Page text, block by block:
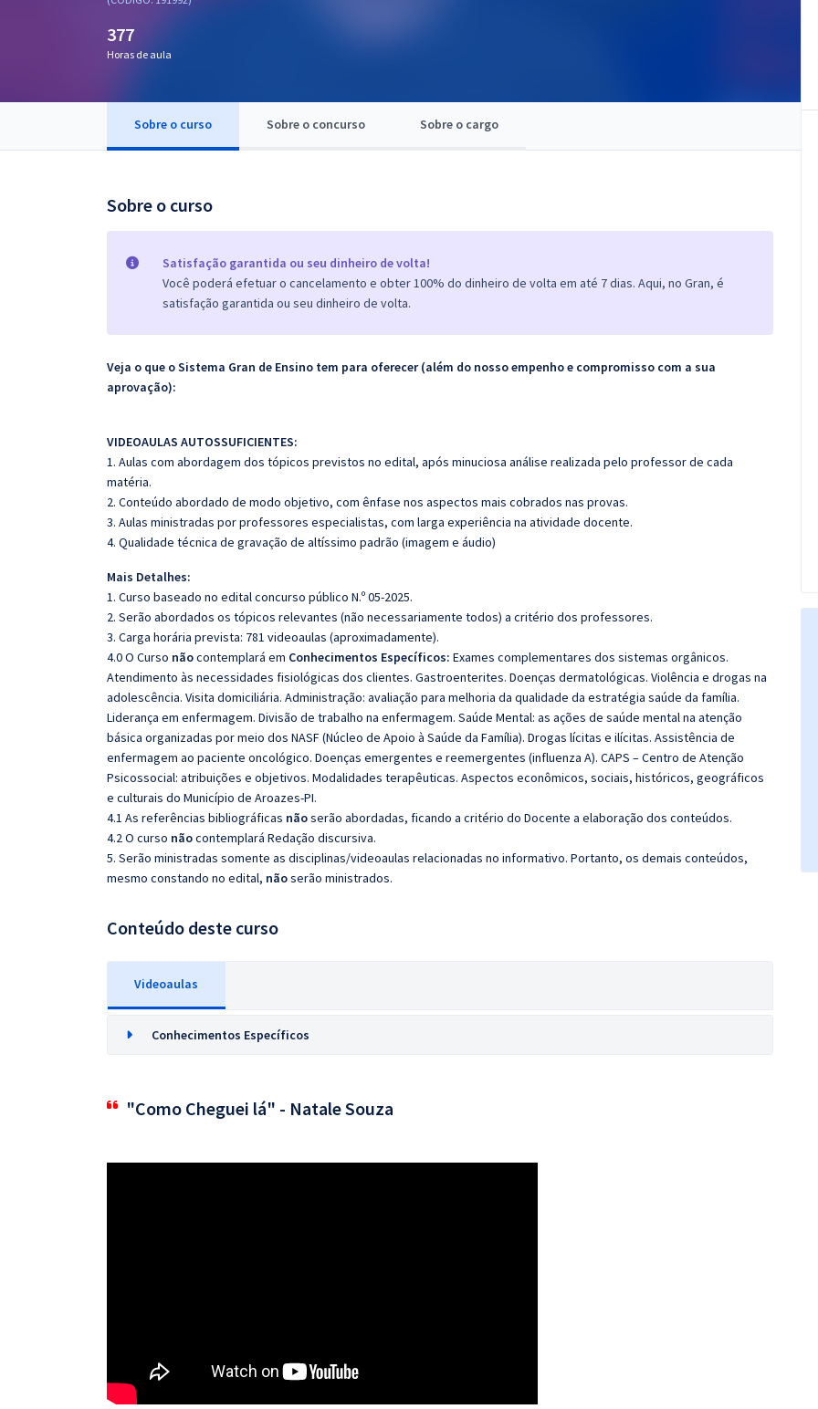
OAB
377
Horas de aula
Sobre o curso Sobre o concurso Sobre o cargo
Sobre o curso
Satisfação garantida ou seu dinheiro de volta!
Você poderá efetuar o cancelamento e obter 100% do dinheiro de volta em até 7 dias. Aqui, no Gran, é
satisfação garantida ou seu dinheiro de volta.
Veja o que o Sistema Gran de Ensino tem para oferecer (além do nosso empenho e compromisso com a sua
aprovação):
VIDEOAULAS AUTOSSUFICIENTES:
1. Aulas com abordagem dos tópicos previstos no edital, após minuciosa análise realizada pelo professor de cada
matéria.
2. Conteúdo abordado de modo objetivo, com ênfase nos aspectos mais cobrados nas provas.
3. Aulas ministradas por professores especialistas, com larga experiência na atividade docente.
4. Qualidade técnica de gravação de altíssimo padrão (imagem e áudio)
Mais Detalhes:
1. Curso baseado no edital concurso público N.º 05-2025.
2. Serão abordados os tópicos relevantes (não necessariamente todos) a critério dos professores.
3. Carga horária prevista: 781 videoaulas (aproximadamente).
4.0 O Curso nãocontemplará em Conhecimentos Específicos: Exames complementares dos sistemas orgânicos.
Atendimento às necessidades fisiológicas dos clientes. Gastroenterites. Doenças dermatológicas. Violência e drogas na
adolescência. Visita domiciliária. Administração: avaliação para melhoria da qualidade da estratégia saúde da família.
Liderança em enfermagem. Divisão de trabalho na enfermagem. Saúde Mental: as ações de saúde mental na atenção
básica organizadas por meio dos NASF (Núcleo de Apoio à Saúde da Família). Drogas lícitas e ilícitas. Assistência de
enfermagem ao paciente oncológico. Doenças emergentes e reemergentes (influenza A). CAPS – Centro de Atenção
Psicossocial: atribuições e objetivos. Modalidades terapêuticas. Aspectos econômicos, sociais, históricos, geográficos
e culturais do Município de Aroazes-PI.
4.1 As referências bibliográficas nãoserão abordadas, ficando a critério do Docente a elaboração dos conteúdos.
4.2 O curso nãocontemplará Redação discursiva.
5. Serão ministradas somente as disciplinas/videoaulas relacionadas no informativo. Portanto, os demais conteúdos,
mesmo constando no edital, nãoserão ministrados.
Conteúdo deste curso
Videoaulas
Conhecimentos Específicos
"Como Cheguei lá" - Natale Souza